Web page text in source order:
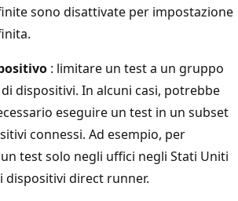
sono disattivate per impostazione
: limitare un test a un gruppo
dispositivi. In alcuni casi, potrebbe
eseguire un test in un subset
connessi. Ad esempio, per
test solo negli uffici negli Stati Uniti
dispositivi direct runner.